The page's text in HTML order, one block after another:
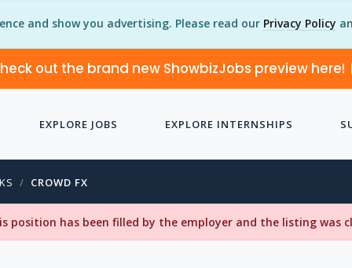
and show you advertising. Please read our Privacy Policy
out the brand new ShowbizJobs preview here!
EXPLORE JOBS EXPLORE INTERNSHIPS
CROWD FX
position has been filled by the employer and the listing was